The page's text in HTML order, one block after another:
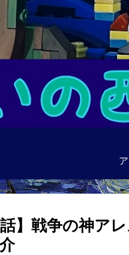
話】戦争の神ア